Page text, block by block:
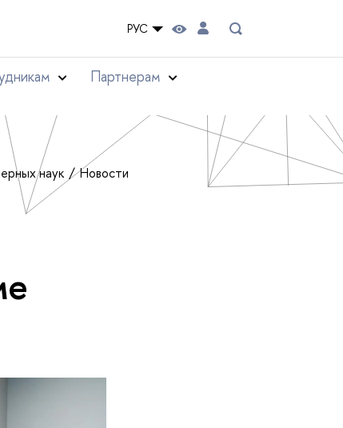
РУС
Партнерам
наук Новости